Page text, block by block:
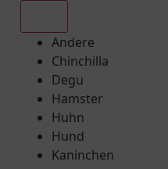
Andere
Chinchilla
Degu
Hamster
Huhn
Hund
Kaninchen